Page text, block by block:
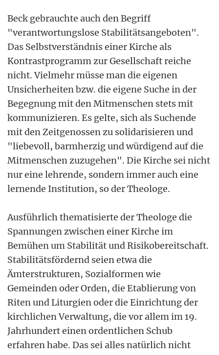
Beck gebrauchte auch den Begriff
"verantwortungslose Stabilitätsangeboten".
Das Selbstverständnis einer Kirche als
Kontrastprogramm zur Gesellschaft reiche
nicht. Vielmehr müsse man die eigenen
Unsicherheiten bzw. die eigene Suche in der
Begegnung mit den Mitmenschen stets mit
kommunizieren. Es gelte, sich als Suchende
mit den Zeitgenossen zu solidarisieren und
"liebevoll, barmherzig und würdigend auf die
Mitmenschen zuzugehen". Die Kirche sei nicht
nur eine lehrende, sondern immer auch eine
lernende Institution, so der Theologe.
Ausführlich thematisierte der Theologe die
Spannungen zwischen einer Kirche im
Bemühen um Stabilität und Risikobereitschaft.
Stabilitätsfördernd seien etwa die
Ämterstrukturen, Sozialformen wie
Gemeinden oder Orden, die Etablierung von
Riten und Liturgien oder die Einrichtung der
kirchlichen Verwaltung, die vor allem im 19.
Jahrhundert einen ordentlichen Schub
erfahren habe. Das sei alles natürlich nicht